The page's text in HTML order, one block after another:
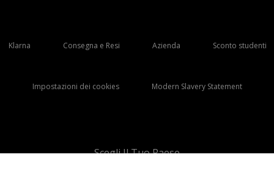
Klarna Consegna e Resi Azienda Sconto studenti
Impostazioni dei cookies Modern Slavery Statement
Scegli Il Tuo Paese